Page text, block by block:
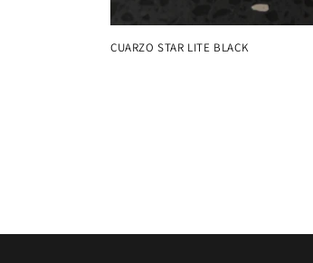
CUARZO STAR LITE BLACK